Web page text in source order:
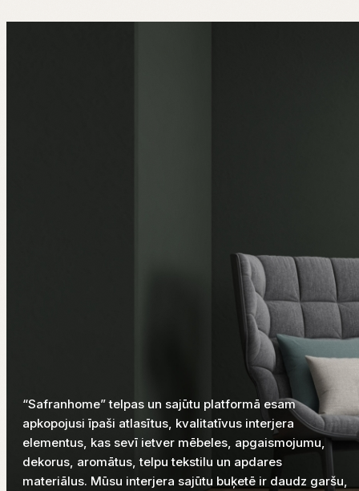
“Safranhome” telpas un sajūtu platformā esam
apkopojusi īpaši atlasītus, kvalitatīvus interjera
elementus, kas sevī ietver mēbeles, apgaismojumu,
dekorus, aromātus, telpu tekstilu un apdares
materiālus. Mūsu interjera sajūtu buķetē ir daudz garšu,